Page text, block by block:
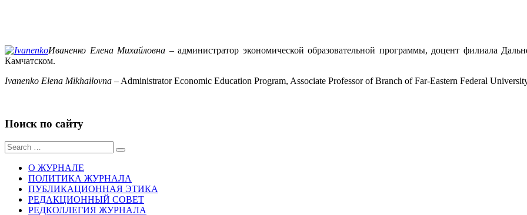
Иваненко Елена Михайловна – администратор экономической образовательной программы, доцент филиала
Камчатском.
Ivanenko Elena Mikhailovna – Administrator Economic Education Program, Associate Professor of Branch of Far-Eastern Federal
Поиск по сайту
Sear
for:
О ЖУРНАЛЕ
ПОЛИТИКА ЖУРНАЛА
ПУБЛИКАЦИОННАЯ ЭТИКА
РЕДАКЦИОННЫЙ СОВЕТ
РЕДКОЛЛЕГИЯ ЖУРНАЛА